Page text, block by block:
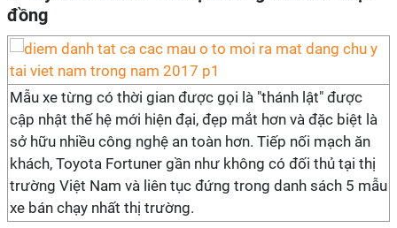
đồng
Mẫu xe từng có thời gian được gọi là "thánh lật" được
cập nhật thế hệ mới hiện đại, đẹp mắt hơn và đặc biệt là
sở hữu nhiều công nghệ an toàn hơn. Tiếp nối mạch ăn
khách, Toyota Fortuner gần như không có đối thủ tại thị
trường Việt Nam và liên tục đứng trong danh sách 5 mẫu
xe bán chạy nhất thị trường.